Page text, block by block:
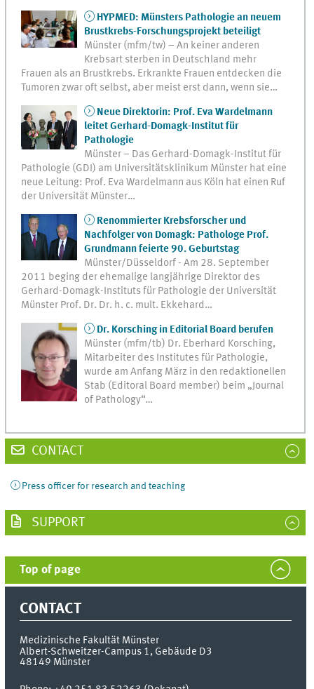
HYPMED: Münsters Pathologie an neuem
Brustkrebs-Forschungsprojekt beteiligt
Münster (mfm/tw) – An keiner anderen
Krebsart sterben in Deutschland mehr
Frauen als an Brustkrebs. Erkrankte Frauen entdecken die
Tumoren zwar oft selbst, aber meist erst dann, wenn sie…
Neue Direktorin: Prof. Eva Wardelmann
leitet Gerhard-Domagk-Institut für
Pathologie
Münster – Das Gerhard-Domagk-Institut für
Pathologie (GDI) am Universitätsklinikum Münster hat eine
neue Leitung: Prof. Eva Wardelmann aus Köln hat einen Ruf
der Universität Münster…
Renommierter Krebsforscher und
Nachfolger von Domagk: Pathologe Prof.
Grundmann feierte 90. Geburtstag
Münster/Düsseldorf - Am 28. September
2011 beging der ehemalige langjährige Direktor des
Gerhard-Domagk-Instituts für Pathologie der Universität
Münster Prof. Dr. Dr. h. c. mult. Ekkehard…
Dr. Korsching in Editorial Board berufen
Münster (mfm/tb) Dr. Eberhard Korsching,
Mitarbeiter des Institutes für Pathologie,
wurde am Anfang März in den redaktionellen
Stab (Editoral Board member) beim „Journal
of Pathology“…
CONTACT
Press officer for research and teaching
SUPPORT
Top of page
CONTACT
Medizinische Fakultät Münster
Albert-Schweitzer-Campus 1, Gebäude D3
48149 Münster